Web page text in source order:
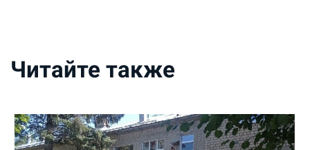
Читайте также